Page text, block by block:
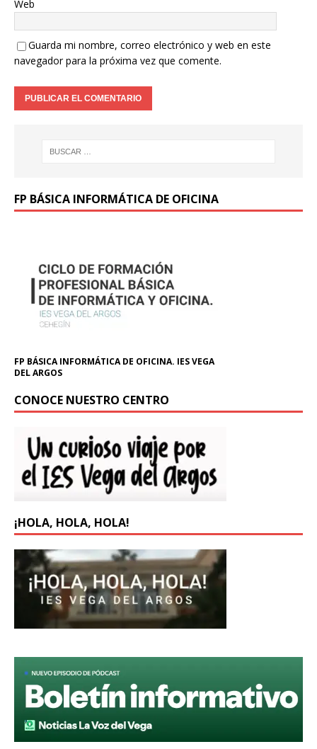
Web
Guarda mi nombre, correo electrónico y web en este
navegador para la próxima vez que comente.
FP BÁSICA INFORMÁTICA DE OFICINA
FP BÁSICA INFORMÁTICA DE OFICINA. IES VEGA
DEL ARGOS
CONOCE NUESTRO CENTRO
¡HOLA, HOLA, HOLA!